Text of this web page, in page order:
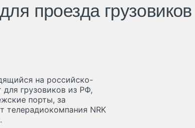
проезда
на российско-
для грузовиков из РФ,
порты, за
NRK